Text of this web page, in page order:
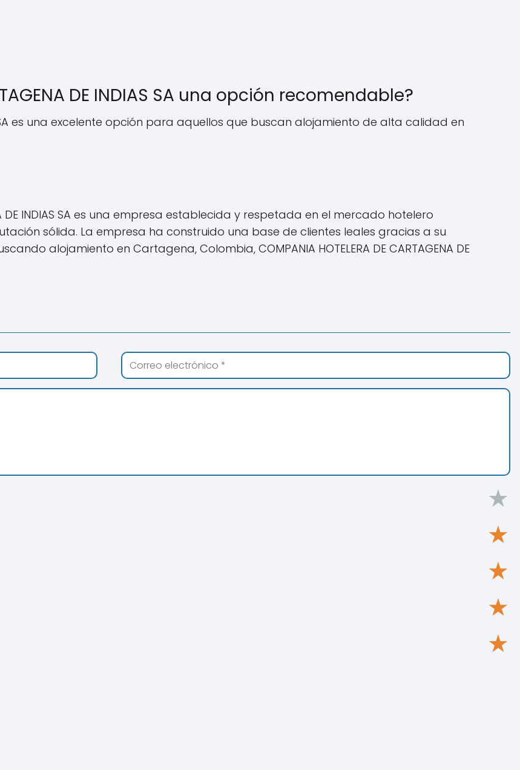
DE INDIAS SA una opción recomendable?
SA es una excelente opción para aquellos que buscan alojamiento de alta calidad en
DE INDIAS SA es una empresa establecida y respetada en el mercado hotelero
sólida. La empresa ha construido una base de clientes leales gracias a su
alojamiento en Cartagena, Colombia, COMPANIA HOTELERA DE CARTAGENA DE
★
★
★
★
★